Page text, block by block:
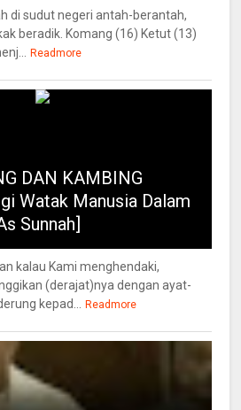
di sudut negeri antah-berantah,
beradik. Komang (16) Ketut (13)
Readmore
DAN KAMBING
Watak Manusia Dalam
Sunnah]
kalau Kami menghendaki,
(derajat)nya dengan ayat-
kepad... Readmore